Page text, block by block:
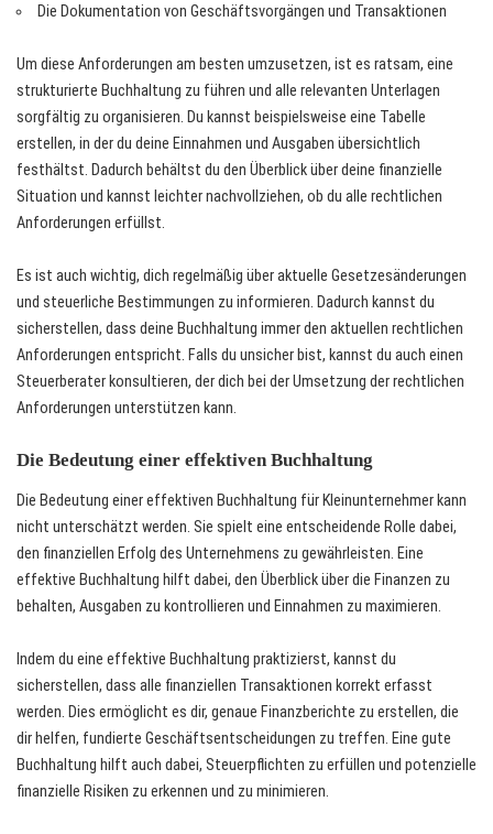
Die Dokumentation von Geschäftsvorgängen und Transaktionen
Um diese Anforderungen am besten umzusetzen, ist es ratsam, eine
strukturierte Buchhaltung zu führen und alle relevanten Unterlagen
sorgfältig zu organisieren. Du kannst beispielsweise eine Tabelle
erstellen, in der du deine Einnahmen und Ausgaben übersichtlich
festhältst. Dadurch behältst du den Überblick über deine finanzielle
Situation und kannst leichter nachvollziehen, ob du alle rechtlichen
Anforderungen erfüllst.
Es ist auch wichtig, dich regelmäßig über aktuelle Gesetzesänderungen
und steuerliche Bestimmungen zu informieren. Dadurch kannst du
sicherstellen, dass deine Buchhaltung immer den aktuellen rechtlichen
Anforderungen entspricht. Falls du unsicher bist, kannst du auch einen
Steuerberater konsultieren, der dich bei der Umsetzung der rechtlichen
Anforderungen unterstützen kann.
Die Bedeutung einer effektiven Buchhaltung
Die Bedeutung einer effektiven Buchhaltung für Kleinunternehmer kann
nicht unterschätzt werden. Sie spielt eine entscheidende Rolle dabei,
den finanziellen Erfolg des Unternehmens zu gewährleisten. Eine
effektive Buchhaltung hilft dabei, den Überblick über die Finanzen zu
behalten, Ausgaben zu kontrollieren und Einnahmen zu maximieren.
Indem du eine effektive Buchhaltung praktizierst, kannst du
sicherstellen, dass alle finanziellen Transaktionen korrekt erfasst
werden. Dies ermöglicht es dir, genaue Finanzberichte zu erstellen, die
dir helfen, fundierte Geschäftsentscheidungen zu treffen. Eine gute
Buchhaltung hilft auch dabei, Steuerpflichten zu erfüllen und potenzielle
finanzielle Risiken zu erkennen und zu minimieren.